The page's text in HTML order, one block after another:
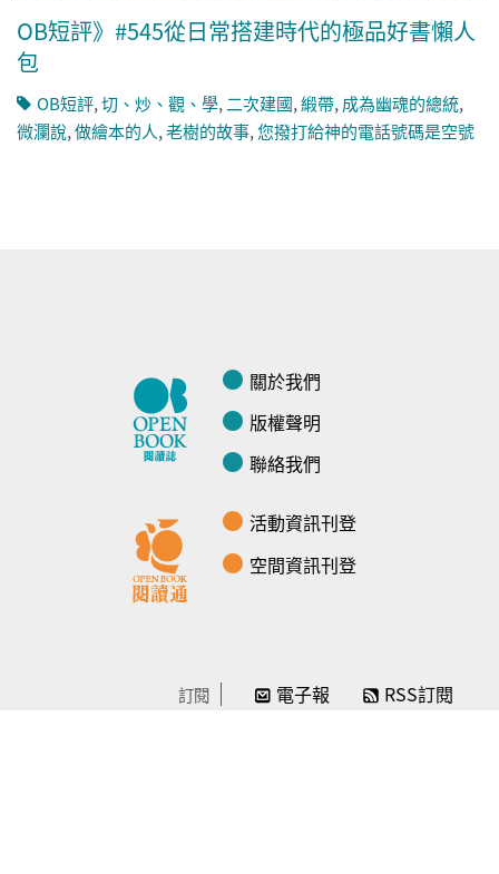
OB短評》#545從日常搭建時代的極品好書懶人
包
OB短評,切、炒、觀、學, 二次建國,緞帶, 成為幽魂的總統,
微瀾說,做繪本的人,老樹的故事,您撥打給神的電話號碼是空號
關於我們
版權聲明
聯絡我們
活動資訊刊登
空間資訊刊登
訂閱 電子報 RSS訂閱